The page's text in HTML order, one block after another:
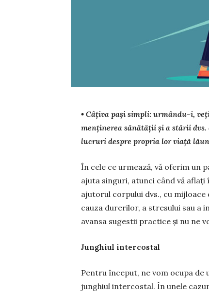
• Câțiva pași simpli: urmându-i,
menținerea sănătății și a stării dvs.
lucruri despre propria lor viață
În cele ce urmează, vă oferim un
ajuta singuri, atunci când vă
ajutorul corpului dvs., cu
cauza durerilor, a stresului sau a
avansa sugestii practice și nu ne
Junghiul intercostal
Pentru început, ne vom ocupa de
junghiul intercostal. În unele